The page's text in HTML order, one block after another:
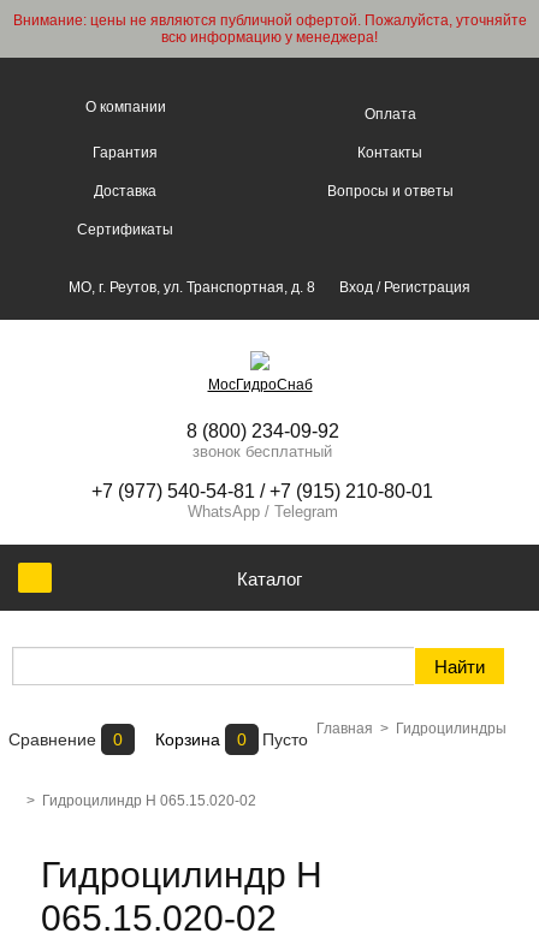
Внимание: цены не являются публичной офертой. Пожалуйста, уточняйте
всю информацию у менеджера!
О компании Оплата
Гарантия Контакты
Доставка Вопросы и ответы
Сертификаты
МО, г. Реутов, ул. Транспортная, д. 8 Вход /Регистрация
МосГидроСнаб
8 (800) 234-09-92
звонок бесплатный
+7 (977) 540-54-81 / +7 (915) 210-80-01
WhatsApp / Telegram
Каталог
Сравнение 0 Корзина 0 Пусто
Главная > Гидроцилиндры
> Гидроцилиндр Н 065.15.020-02
Гидроцилиндр Н
065.15.020-02